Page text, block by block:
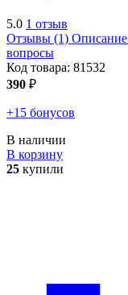
5.0 1 отзыв
Отзывы (1) Описание
вопросы
Код товара: 81532
390 ₽
+15 бонусов
В наличии
В корзину
25 купили